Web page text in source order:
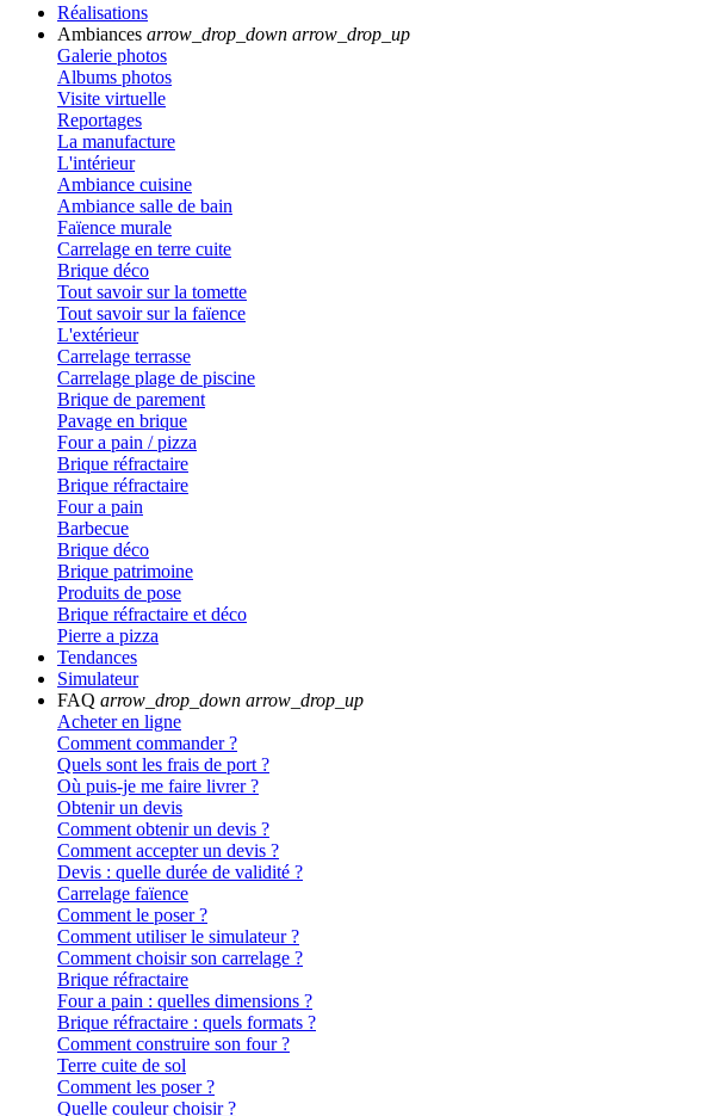
Réalisations
Ambiances arrow_drop_down arrow_drop_up
Galerie photos
Albums photos
Visite virtuelle
Reportages
La manufacture
L'intérieur
Ambiance cuisine
Ambiance salle de bain
Faïence murale
Carrelage en terre cuite
Brique déco
Tout savoir sur la tomette
Tout savoir sur la faïence
L'extérieur
Carrelage terrasse
Carrelage plage de piscine
Brique de parement
Pavage en brique
Four a pain / pizza
Brique réfractaire
Brique réfractaire
Four a pain
Barbecue
Brique déco
Brique patrimoine
Produits de pose
Brique réfractaire et déco
Pierre a pizza
Tendances
Simulateur
FAQ arrow_drop_down arrow_drop_up
Acheter en ligne
Comment commander ?
Quels sont les frais de port ?
Où puis-je me faire livrer ?
Obtenir un devis
Comment obtenir un devis ?
Comment accepter un devis ?
Devis : quelle durée de validité ?
Carrelage faïence
Comment le poser ?
Comment utiliser le simulateur ?
Comment choisir son carrelage ?
Brique réfractaire
Four a pain : quelles dimensions ?
Brique réfractaire : quels formats ?
Comment construire son four ?
Terre cuite de sol
Comment les poser ?
Quelle couleur choisir ?